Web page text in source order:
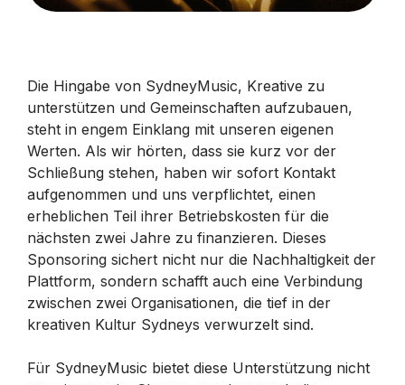
Die Hingabe von SydneyMusic, Kreative zu
unterstützen und Gemeinschaften aufzubauen,
steht in engem Einklang mit unseren eigenen
Werten. Als wir hörten, dass sie kurz vor der
Schließung stehen, haben wir sofort Kontakt
aufgenommen und uns verpflichtet, einen
erheblichen Teil ihrer Betriebskosten für die
nächsten zwei Jahre zu finanzieren. Dieses
Sponsoring sichert nicht nur die Nachhaltigkeit der
Plattform, sondern schafft auch eine Verbindung
zwischen zwei Organisationen, die tief in der
kreativen Kultur Sydneys verwurzelt sind.
Für SydneyMusic bietet diese Unterstützung nicht